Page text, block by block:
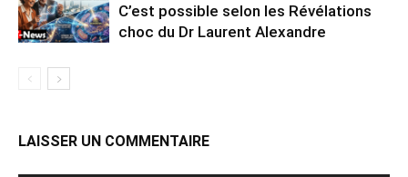
C’est possible selon les Révélations
choc du Dr Laurent Alexandre
LAISSER UN COMMENTAIRE